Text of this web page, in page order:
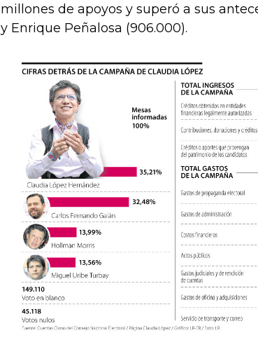
millones de apoyos y superó a sus
y Enrique Peñalosa (906.000).